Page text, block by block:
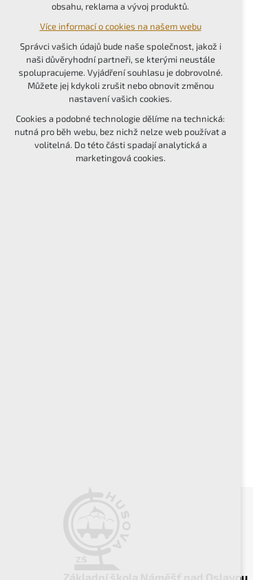
Základní škola Náměšť nad Oslavou
Volitelná cookies
analytická pro anonymizované vyhodnocení
návštěvnosti
marketingová cookies (Google, Seznam,
Facebook)
Více informací o cookies na našem webu
PŘIJMOUT VŠECHNY COOKIES
ODMÍTNOUT VOLITELNÁ
obsahu, reklama a vývoj produktů.
Více informací o cookies na našem webu
Správci vašich údajů bude naše společnost, jakož i
naši důvěryhodní partneři, se kterými neustále
spolupracujeme. Vyjádření souhlasu je dobrovolné.
Můžete jej kdykoli zrušit nebo obnovit změnou
nastavení vašich cookies.
Cookies a podobné technologie dělíme na technická:
nutná pro běh webu, bez nichž nelze web používat a
volitelná. Do této části spadají analytická a
marketingová cookies.